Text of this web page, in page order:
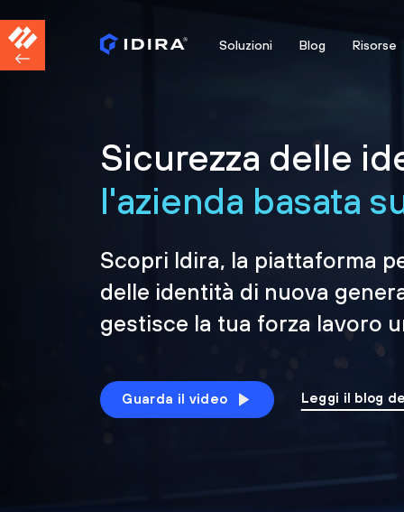
Soluzioni Blog Risorse
Sicurezza delle
l'azienda basata
Scopri Idira, la piattaforma
delle identità di nuova
gestisce la tua forza lavoro
Guarda il video Leggi il blog